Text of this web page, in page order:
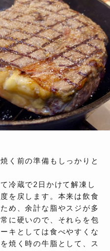
く前の準備もしっかりと
冷蔵で2日かけて解凍し
を戻します。本来は飲食
め、余計な脂やスジが多
に硬いので、それらを包
キとしては食べやすくな
焼く時の牛脂として、ス